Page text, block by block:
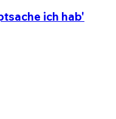
ich hab'